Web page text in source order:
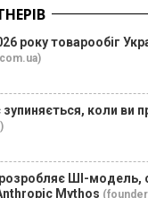
року товарообіг
зупиняється, коли ви
ШІ-модель,
Mythos